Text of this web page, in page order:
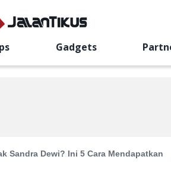
Gadgets
Sandra Dewi? Ini 5 Cara Mendapatkan